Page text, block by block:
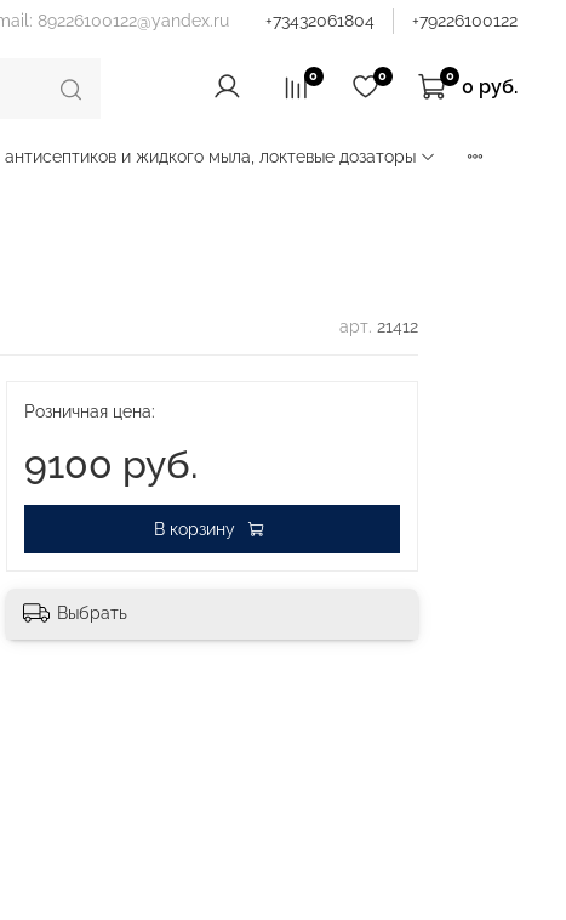
89226100122@yandex.ru +73432061804 +79226100122
0 0 0
0 руб.
и жидкого мыла, локтевые дозаторы
арт. 21412
Розничная цена:
9100 руб.
В корзину
Выбрать